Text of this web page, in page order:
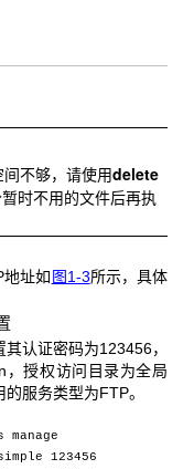
不够，请使用delete
时不用的文件后再执
地址如 图1-3所示，具体
认证密码为123456，
，授权访问目录为全局
服务类型为FTP。
123456